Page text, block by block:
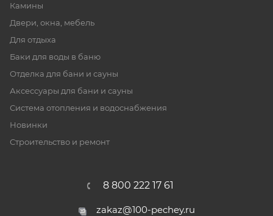
Камины
Двери, окна, мебель
Для отдыха
Баки для воды в баню
Отделка для бани и сауны
Аксессуары для бани и сауны
Система отопления и водоснабжения
Новинки
Строительство и ремонт
8 800 222 17 61
zakaz@100-pechey.ru